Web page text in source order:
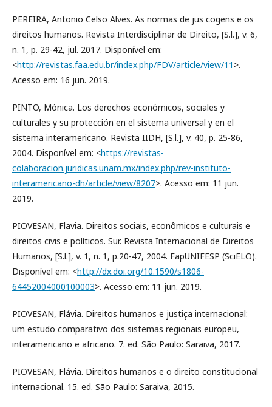
PEREIRA, Antonio Celso Alves. As normas de jus cogens e os
direitos humanos. Revista Interdisciplinar de Direito, [S.l.], v. 6,
n. 1, p. 29-42, jul. 2017. Disponível em:
<http://revistas.faa.edu.br/index.php/FDV/article/view/11 >.
Acesso em: 16 jun. 2019.
PINTO, Mónica. Los derechos económicos, sociales y
culturales y su protección en el sistema universal y en el
sistema interamericano. Revista IIDH, [S.l.], v. 40, p. 25-86,
2004. Disponível em: <https://revistas-
colaboracion.juridicas.unam.mx/index.php/rev-instituto-
interamericano-dh/article/view/8207>. Acesso em: 11 jun.
2019.
PIOVESAN, Flavia. Direitos sociais, econômicos e culturais e
direitos civis e políticos. Sur. Revista Internacional de Direitos
Humanos, [S.l.], v. 1, n. 1, p.20-47, 2004. FapUNIFESP (SciELO).
Disponível em: <http://dx.doi.org/10.1590/s1806-
64452004000100003>. Acesso em: 11 jun. 2019.
PIOVESAN, Flávia. Direitos humanos e justiça internacional:
um estudo comparativo dos sistemas regionais europeu,
interamericano e africano. 7. ed. São Paulo: Saraiva, 2017.
PIOVESAN, Flávia. Direitos humanos e o direito constitucional
internacional. 15. ed. São Paulo: Saraiva, 2015.